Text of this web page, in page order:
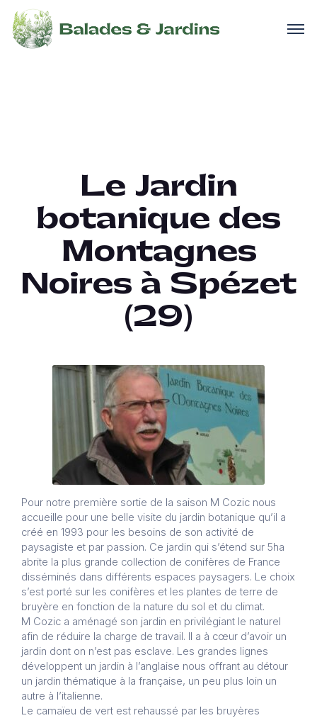
Le Jardin
botanique des
Montagnes
Noires à Spézet
(29)
Pour notre première sortie de la saison M Cozic nous
accueille pour une belle visite du jardin botanique qu’il a
créé en 1993 pour les besoins de son activité de
paysagiste et par passion. Ce jardin qui s’étend sur 5ha
abrite la plus grande collection de conifères de France
disséminés dans différents espaces paysagers. Le choix
s’est porté sur les conifères et les plantes de terre de
bruyère en fonction de la nature du sol et du climat.
M Cozic a aménagé son jardin en privilégiant le naturel
afin de réduire la charge de travail. Il a à cœur d’avoir un
jardin dont on n’est pas esclave. Les grandes lignes
développent un jardin à l’anglaise nous offrant au détour
un jardin thématique à la française, un peu plus loin un
autre à l’italienne.
Le camaïeu de vert est rehaussé par les bruyères